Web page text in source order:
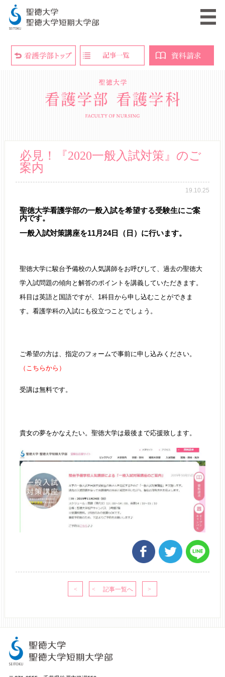
必見！『2020一般入試対策』のご
案内
19.10.25
聖徳大学看護学部の一般入試を希望する受験生にご案
内です。
一般入試対策講座を11月24日（日）に行います。
聖徳大学に駿台予備校の人気講師をお呼びして、過去の聖徳大
学入試問題の傾向と解答のポイントを講義していただきます。
科目は英語と国語ですが、1科目から申し込むことができま
す。看護学科の入試にも役立つことでしょう。
ご希望の方は、指定のフォームで事前に申し込みください。
（こちらから）
受講は無料です。
貴女の夢をかなえたい。聖徳大学は最後まで応援致します。